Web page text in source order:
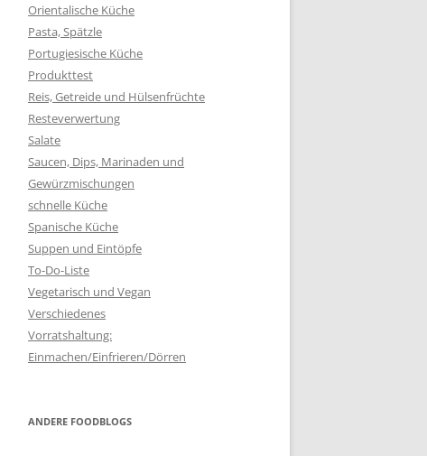
Orientalische Küche
Pasta, Spätzle
Portugiesische Küche
Produkttest
Reis, Getreide und Hülsenfrüchte
Resteverwertung
Salate
Saucen, Dips, Marinaden und
Gewürzmischungen
schnelle Küche
Spanische Küche
Suppen und Eintöpfe
To-Do-Liste
Vegetarisch und Vegan
Verschiedenes
Vorratshaltung:
Einmachen/Einfrieren/Dörren
ANDERE FOODBLOGS